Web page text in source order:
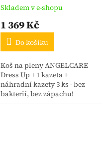
3 ks
Skladem v e-shopu
1 369 Kč
Do košíku
Koš na pleny ANGELCARE
Dress Up + 1 kazeta +
náhradní kazety 3 ks - bez
bakterií, bez zápachu!